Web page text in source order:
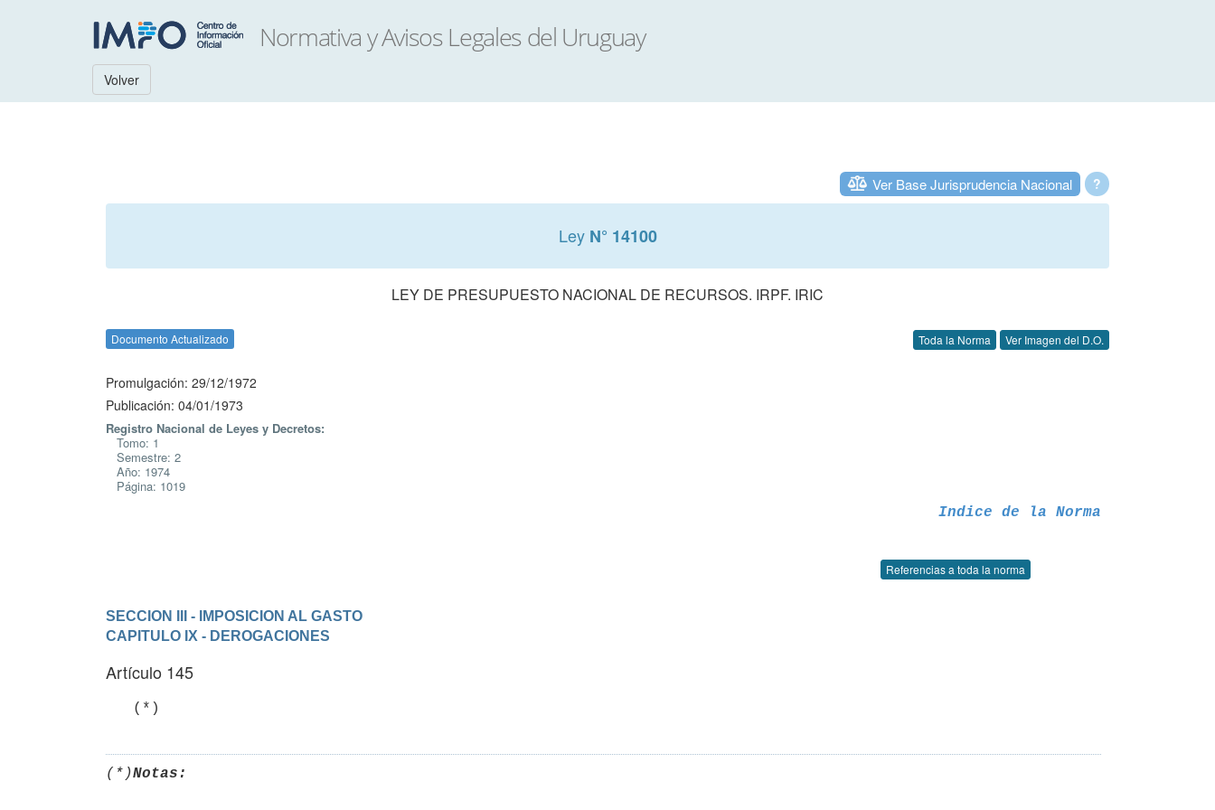
Volver
?
Ver Base Jurisprudencia Nacional
Ley N° 14100
LEY DE PRESUPUESTO NACIONAL DE RECURSOS. IRPF. IRIC
Documento Actualizado Toda la Norma Ver Imagen del D.O.
Promulgación: 29/12/1972
Publicación: 04/01/1973
Registro Nacional de Leyes y Decretos:
Tomo: 1
Semestre: 2
Año: 1974
Página: 1019
Indice de la Norma
Referencias a toda la norma
SECCION III - IMPOSICION AL GASTO
CAPITULO IX - DEROGACIONES
Artículo 145
   (*)
(*)Notas: